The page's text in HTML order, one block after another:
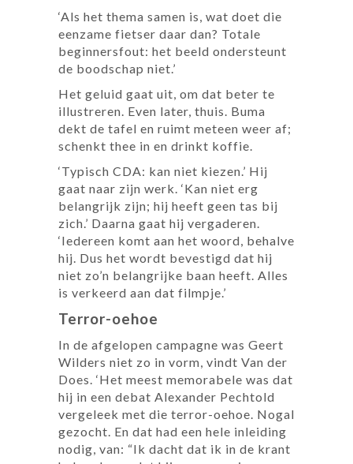
‘Als het thema samen is, wat doet die
eenzame fietser daar dan? Totale
beginnersfout: het beeld ondersteunt
de boodschap niet.’
Het geluid gaat uit, om dat beter te
illustreren. Even later, thuis. Buma
dekt de tafel en ruimt meteen weer af;
schenkt thee in en drinkt koffie.
‘Typisch CDA: kan niet kiezen.’ Hij
gaat naar zijn werk. ‘Kan niet erg
belangrijk zijn; hij heeft geen tas bij
zich.’ Daarna gaat hij vergaderen.
‘Iedereen komt aan het woord, behalve
hij. Dus het wordt bevestigd dat hij
niet zo’n belangrijke baan heeft. Alles
is verkeerd aan dat filmpje.’
Terror-oehoe
In de afgelopen campagne was Geert
Wilders niet zo in vorm, vindt Van der
Does. ‘Het meest memorabele was dat
hij in een debat Alexander Pechtold
vergeleek met die terror-oehoe. Nogal
gezocht. En dat had een hele inleiding
nodig, van: “Ik dacht dat ik in de krant